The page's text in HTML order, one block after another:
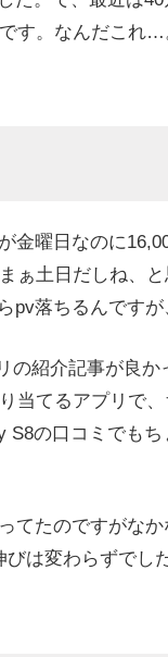
す。なんだこれ…
金曜日なのに
ぁ土日だしね、と
落ちるんですが
の紹介記事が良か
当てるアプリで
の口コミでも
てたのですがなか
は変わらずでした